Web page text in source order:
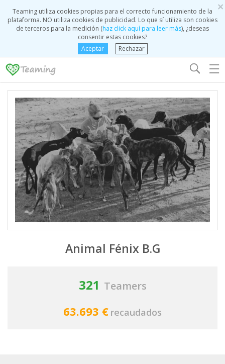
×
Teaming utiliza cookies propias para el correcto funcionamiento de la
plataforma. NO utiliza cookies de publicidad. Lo que sí utiliza son cookies
de terceros para la medición (haz click aquí para leer más), ¿deseas
consentir estas cookies?
Aceptar
Rechazar
☰
Animal Fénix B.G
321 Teamers
63.693 € recaudados